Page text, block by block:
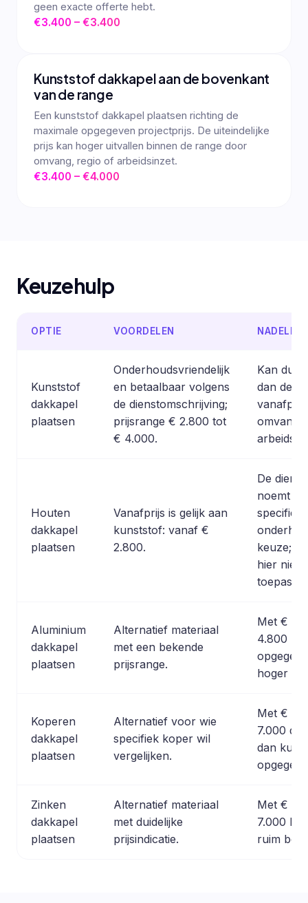
geen exacte offerte hebt.
€3.400 – €3.400
Kunststof dakkapel aan de bovenkant
van de range
Een kunststof dakkapel plaatsen richting de
maximale opgegeven projectprijs. De uiteindelijke
prijs kan hoger uitvallen binnen de range door
omvang, regio of arbeidsinzet.
€3.400 – €4.000
Keuzehulp
OPTIE VOORDELEN NADELEN
Kunststof
dakkapel
plaatsen
Onderhoudsvriendelijk
en betaalbaar volgens
de dienstomschrijving;
prijsrange € 2.800 tot
€ 4.000.
Kan
dan de
omvang,
Houten
dakkapel
plaatsen
Vanafprijs is gelijk aan
kunststof: vanaf €
2.800.
De
noemt
specifiek
keuze;
hier niet
Aluminium
dakkapel
plaatsen
Alternatief materiaal
met een bekende
prijsrange.
Met €
4.800 ligt
hoger
Koperen
dakkapel
plaatsen
Alternatief voor wie
specifiek koper wil
vergelijken.
Met €
7.000
dan
Zinken
dakkapel
plaatsen
Alternatief materiaal
met duidelijke
prijsindicatie.
Met €
7.000 ligt
ruim